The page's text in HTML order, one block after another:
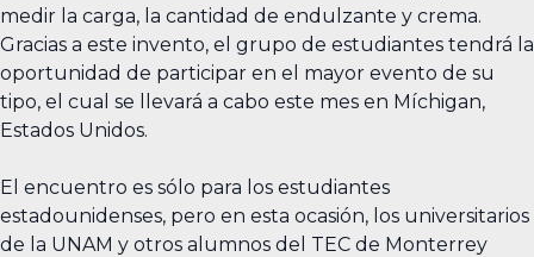
medir la carga, la cantidad de endulzante y crema.
Gracias a este invento, el grupo de estudiantes tendrá la
oportunidad de participar en el mayor evento de su
tipo, el cual se llevará a cabo este mes en Míchigan,
Estados Unidos.
El encuentro es sólo para los estudiantes
estadounidenses, pero en esta ocasión, los universitarios
de la UNAM y otros alumnos del TEC de Monterrey